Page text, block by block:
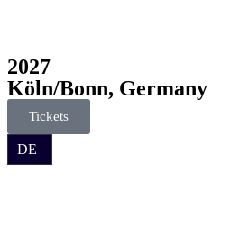
2027
Köln/Bonn, Germany
Tickets
DE